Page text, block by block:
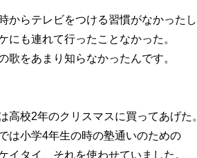
からテレビをつける習慣がなかったし
にも連れて行ったことなかった。
歌をあまり知らなかったんです。
高校2年のクリスマスに買ってあげた
は小学4年生の時の塾通いのための
イタイ、それを使わせていました。